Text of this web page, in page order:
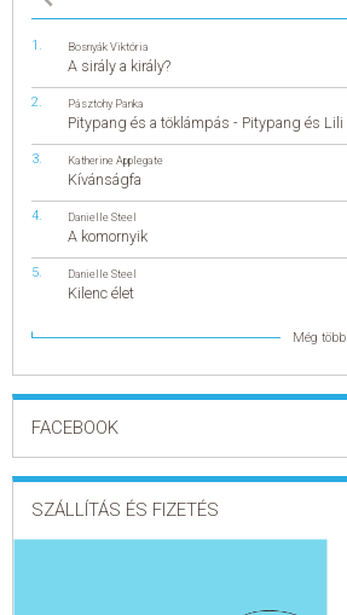
Bosnyák Viktória
A sirály a király?
Pásztohy Panka
Pitypang és a töklámpás - Pitypang és Lili
Katherine Applegate
Kívánságfa
Danielle Steel
A komornyik
Danielle Steel
Kilenc élet
Még több
FACEBOOK
SZÁLLÍTÁS ÉS FIZETÉS